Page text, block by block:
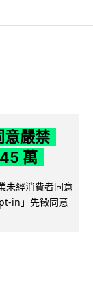
意嚴禁
萬
未經消費者同意
in」先徵同意